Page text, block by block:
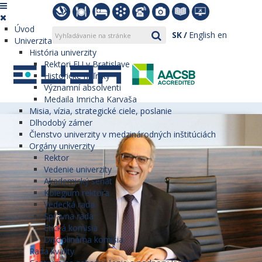
SK English en
Úvod
Univerzita
História univerzity
Rektori EU v Bratislave
Historické míľniky
Významní absolventi
Medaila Imricha Karvaša
Misia, vízia, strategické ciele, poslanie
Dlhodobý zámer
Členstvo univerzity v medzinárodných inštitúciách
Orgány univerzity
Rektor
Vedenie univerzity
Akademický senát
Kolégium rektora
Vedecká rada
Správna rada
Etická komisia
Disciplinárna komisia
Rada kvality